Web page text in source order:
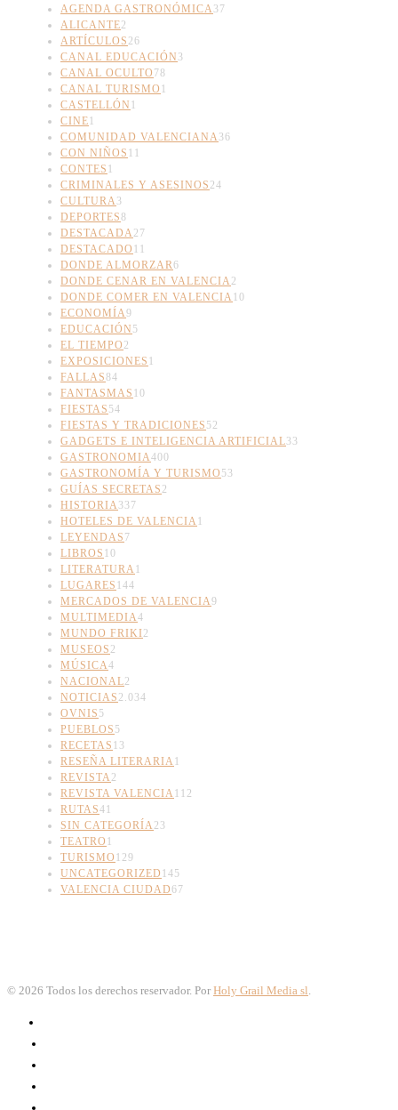
AGENDA GASTRONÓMICA37
ALICANTE2
ARTÍCULOS 26
CANAL EDUCACIÓN 3
CANAL OCULTO 78
CANAL TURISMO 1
CASTELLÓN 1
CINE1
COMUNIDAD VALENCIANA36
CON NIÑOS 11
CONTES 1
CRIMINALES Y ASESINOS 24
CULTURA3
DEPORTES8
DESTACADA27
DESTACADO 11
DONDE ALMORZAR6
DONDE CENAR EN VALENCIA2
DONDE COMER EN VALENCIA10
ECONOMÍA9
EDUCACIÓN 5
EL TIEMPO 2
EXPOSICIONES 1
FALLAS84
FANTASMAS 10
FIESTAS 54
FIESTAS Y TRADICIONES 52
GADGETS E INTELIGENCIA ARTIFICIAL33
GASTRONOMIA400
GASTRONOMÍA Y TURISMO 53
GUÍAS SECRETAS 2
HISTORIA337
HOTELES DE VALENCIA1
LEYENDAS 7
LIBROS 10
LITERATURA1
LUGARES 144
MERCADOS DE VALENCIA9
MULTIMEDIA4
MUNDO FRIKI2
MUSEOS 2
MÚSICA4
NACIONAL2
NOTICIAS 2.034
OVNIS 5
PUEBLOS 5
RECETAS 13
RESEÑA LITERARIA1
REVISTA2
REVISTA VALENCIA112
RUTAS41
SIN CATEGORÍA23
TEATRO 1
TURISMO 129
UNCATEGORIZED 145
VALENCIA CIUDAD67
© 2026 Todos los derechos reservador. Por Holy Grail Media sl